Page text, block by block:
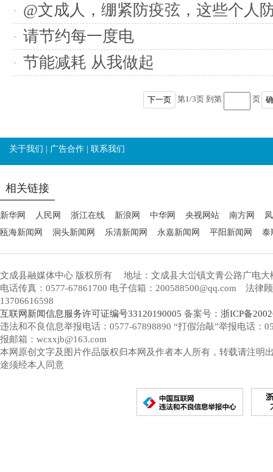
@文成人，绷紧防疫弦，这些个人
松！
请节约每一度电
节能减耗 从我做起
下一页 第1/3页 到第 页
关于我们 广告合作 联系我们
相关链接
新华网 人民网 浙江在线 新浪网 中华网 央视网站 南方网
瓯海新闻网
洞头新闻网 乐清新闻网 永嘉新闻网 平阳新闻网 泰
文成县融媒体中心 版权所有
地址：文成县大峃镇文青公路广电大
电话传真：0577-67861700 电子信箱：200588500@qq.com 法律
13706616598
互联网新闻信息服务许可证编号33120190005 备案号： 浙ICP备
违法和不良信息举报电话：0577-67898890 “打假治敲”举报电话：
报邮箱：wcxxjb@163.com
本网原创文字及图片作品版权归本网及作者本人所有，转载请注明
途须经本人同意